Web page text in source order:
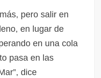
pero salir en
en lugar de
en una cola
pasa en las
dice